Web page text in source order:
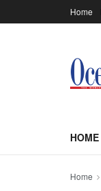
Home
HOME
Home